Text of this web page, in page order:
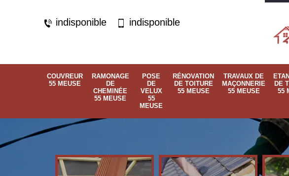
indisponible indisponible
COUVREUR
55 MEUSE
RAMONAGE
DE
CHEMINÉE
55 MEUSE
POSE
DE
VELUX
55
MEUSE
RÉNOVATION
DE TOITURE
55 MEUSE
TRAVAUX DE
MAÇONNERIE
55 MEUSE
DE
55